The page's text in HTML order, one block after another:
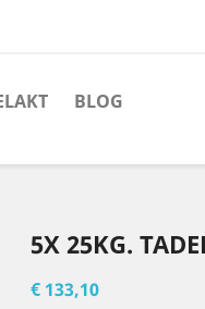
BLOG
5X 25KG.
€ 133,10